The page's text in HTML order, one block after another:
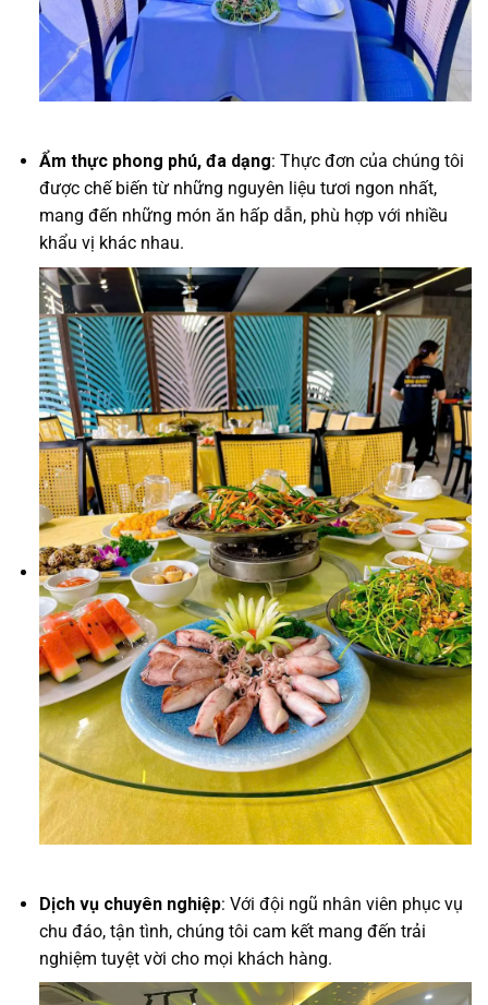
Ẩm thực phong phú, đa dạng: Thực đơn của chúng tôi
được chế biến từ những nguyên liệu tươi ngon nhất,
mang đến những món ăn hấp dẫn, phù hợp với nhiều
khẩu vị khác nhau.
Dịch vụ chuyên nghiệp: Với đội ngũ nhân viên phục vụ
chu đáo, tận tình, chúng tôi cam kết mang đến trải
nghiệm tuyệt vời cho mọi khách hàng.